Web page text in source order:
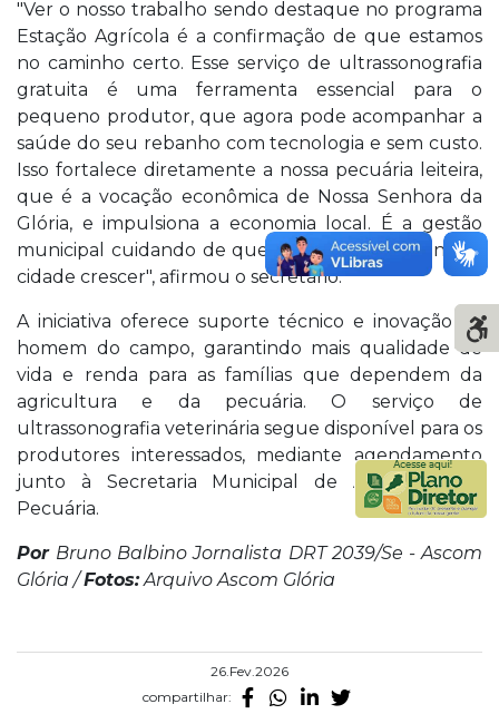
"Ver o nosso trabalho sendo destaque no programa
Estação Agrícola é a confirmação de que estamos
no caminho certo. Esse serviço de ultrassonografia
gratuita é uma ferramenta essencial para o
pequeno produtor, que agora pode acompanhar a
saúde do seu rebanho com tecnologia e sem custo.
Isso fortalece diretamente a nossa pecuária leiteira,
que é a vocação econômica de Nossa Senhora da
Glória, e impulsiona a economia local. É a gestão
municipal cuidando de quem produz e faz a nossa
cidade crescer", afirmou o secretário.
A iniciativa oferece suporte técnico e inovação ao
homem do campo, garantindo mais qualidade de
vida e renda para as famílias que dependem da
agricultura e da pecuária. O serviço de
ultrassonografia veterinária segue disponível para os
produtores interessados, mediante agendamento
junto à Secretaria Municipal de Agricultura e
Pecuária.
Por Bruno Balbino Jornalista DRT 2039/Se - Ascom
Glória /Fotos:Arquivo Ascom Glória
26.Fev.2026
compartilhar: